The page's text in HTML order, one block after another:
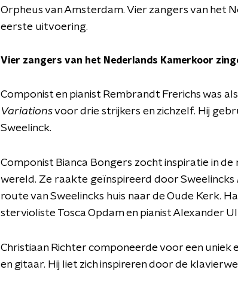
Orpheus van Amsterdam. Vier zangers van het
eerste uitvoering.
Vier zangers van het Nederlands Kamerkoor
Componist en pianist Rembrandt Frerichs was
Variationsvoor drie strijkers en zichzelf. Hij
Sweelinck.
Componist Bianca Bongers zocht inspiratie in
wereld. Ze raakte geïnspireerd door Sweelincks
route van Sweelincks huis naar de Oude Kerk.
stervioliste Tosca Opdam en pianist Alexander
Christiaan Richter componeerde voor een
en gitaar. Hij liet zich inspireren door de